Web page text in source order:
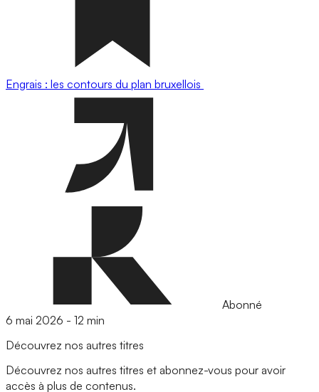
Engrais : les contours du plan bruxellois
Abonné
6 mai 2026 - 12 min
Découvrez nos autres titres
Découvrez nos autres titres et abonnez-vous pour avoir
accès à plus de contenus.